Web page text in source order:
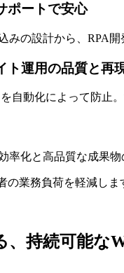
ポートで安心
みの設計から、RPA
ト運用の品質と再
自動化によって防止
率化と高品質な成果物
の業務負荷を軽減しま
、持続可能な